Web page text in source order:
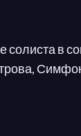
солиста в